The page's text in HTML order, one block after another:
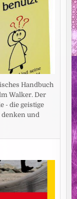
Handbuch
Walker. Der
- die geistige
und